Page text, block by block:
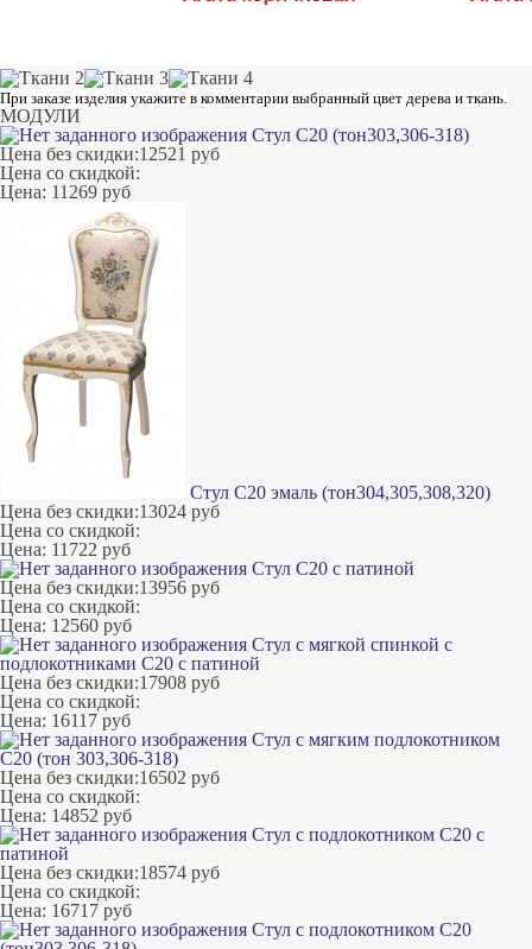
При заказе изделия укажите в комментарии выбранный цвет дерева и ткань.
МОДУЛИ
Стул С20 (тон303,306-318)
Цена без скидки:12521 руб
Цена со скидкой:
Цена: 11269 руб
Стул С20 эмаль (тон304,305,308,320)
Цена без скидки:13024 руб
Цена со скидкой:
Цена: 11722 руб
Стул С20 с патиной
Цена без скидки:13956 руб
Цена со скидкой:
Цена: 12560 руб
Стул с мягкой спинкой с
подлокотниками С20 с патиной
Цена без скидки:17908 руб
Цена со скидкой:
Цена: 16117 руб
Стул с мягким подлокотником
С20 (тон 303,306-318)
Цена без скидки:16502 руб
Цена со скидкой:
Цена: 14852 руб
Стул с подлокотником С20 с
патиной
Цена без скидки:18574 руб
Цена со скидкой:
Цена: 16717 руб
Стул с подлокотником С20